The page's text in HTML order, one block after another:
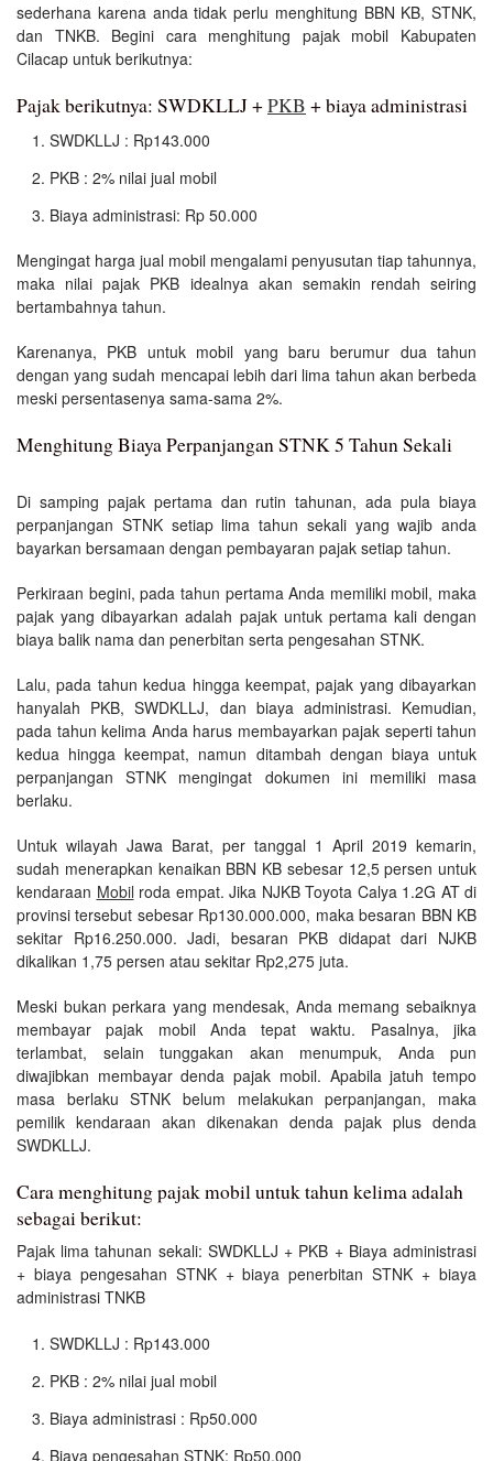
sederhana karena anda tidak perlu menghitung BBN KB, STNK,
dan TNKB. Begini cara menghitung pajak mobil Kabupaten
Cilacap untuk berikutnya:
Pajak berikutnya: SWDKLLJ +PKB + biaya administrasi
SWDKLLJ : Rp143.000
PKB : 2% nilai jual mobil
Biaya administrasi: Rp 50.000
Mengingat harga jual mobil mengalami penyusutan tiap tahunnya,
maka nilai pajak PKB idealnya akan semakin rendah seiring
bertambahnya tahun.
Karenanya, PKB untuk mobil yang baru berumur dua tahun
dengan yang sudah mencapai lebih dari lima tahun akan berbeda
meski persentasenya sama-sama 2%.
Menghitung Biaya Perpanjangan STNK 5 Tahun Sekali
Di samping pajak pertama dan rutin tahunan, ada pula biaya
perpanjangan STNK setiap lima tahun sekali yang wajib anda
bayarkan bersamaan dengan pembayaran pajak setiap tahun.
Perkiraan begini, pada tahun pertama Anda memiliki mobil, maka
pajak yang dibayarkan adalah pajak untuk pertama kali dengan
biaya balik nama dan penerbitan serta pengesahan STNK.
Lalu, pada tahun kedua hingga keempat, pajak yang dibayarkan
hanyalah PKB, SWDKLLJ, dan biaya administrasi. Kemudian,
pada tahun kelima Anda harus membayarkan pajak seperti tahun
kedua hingga keempat, namun ditambah dengan biaya untuk
perpanjangan STNK mengingat dokumen ini memiliki masa
berlaku.
Untuk wilayah Jawa Barat, per tanggal 1 April 2019 kemarin,
sudah menerapkan kenaikan BBN KB sebesar 12,5 persen untuk
kendaraan Mobil roda empat. Jika NJKB Toyota Calya 1.2G AT di
provinsi tersebut sebesar Rp130.000.000, maka besaran BBN KB
sekitar Rp16.250.000. Jadi, besaran PKB didapat dari NJKB
dikalikan 1,75 persen atau sekitar Rp2,275 juta.
Meski bukan perkara yang mendesak, Anda memang sebaiknya
membayar pajak mobil Anda tepat waktu. Pasalnya, jika
terlambat, selain tunggakan akan menumpuk, Anda pun
diwajibkan membayar denda pajak mobil. Apabila jatuh tempo
masa berlaku STNK belum melakukan perpanjangan, maka
pemilik kendaraan akan dikenakan denda pajak plus denda
SWDKLLJ.
Cara menghitung pajak mobil untuk tahun kelima adalah
sebagai berikut:
Pajak lima tahunan sekali: SWDKLLJ + PKB + Biaya administrasi
+ biaya pengesahan STNK + biaya penerbitan STNK + biaya
administrasi TNKB
SWDKLLJ : Rp143.000
PKB : 2% nilai jual mobil
Biaya administrasi : Rp50.000
Biaya pengesahan STNK: Rp50.000